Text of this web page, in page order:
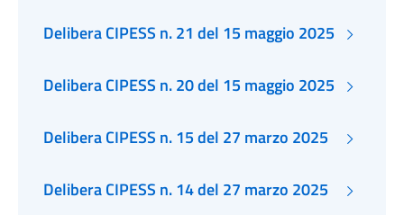
Delibera CIPESS n. 21 del 15 maggio 2025
Delibera CIPESS n. 20 del 15 maggio 2025
Delibera CIPESS n. 15 del 27 marzo 2025
Delibera CIPESS n. 14 del 27 marzo 2025